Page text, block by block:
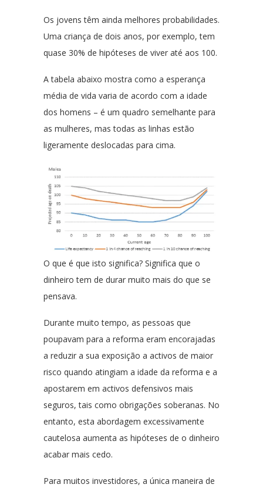
Os jovens têm ainda melhores probabilidades.
Uma criança de dois anos, por exemplo, tem
quase 30% de hipóteses de viver até aos 100.
A tabela abaixo mostra como a esperança
média de vida varia de acordo com a idade
dos homens – é um quadro semelhante para
as mulheres, mas todas as linhas estão
ligeramente deslocadas para cima.
O que é que isto significa? Significa que o
dinheiro tem de durar muito mais do que se
pensava.
Durante muito tempo, as pessoas que
poupavam para a reforma eram encorajadas
a reduzir a sua exposição a activos de maior
risco quando atingiam a idade da reforma e a
apostarem em activos defensivos mais
seguros, tais como obrigações soberanas. No
entanto, esta abordagem excessivamente
cautelosa aumenta as hipóteses de o dinheiro
acabar mais cedo.
Para muitos investidores, a única maneira de